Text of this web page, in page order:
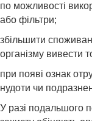
по можливості
або фільтри;
збільшити
організму вивести
при появі ознак
нудоти чи
У разі подальшого